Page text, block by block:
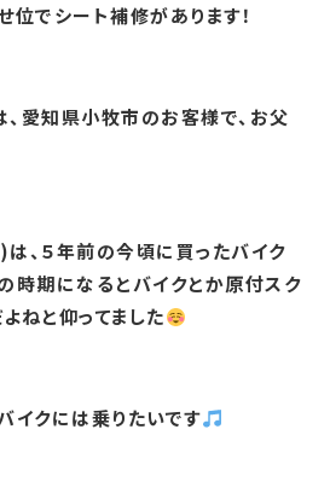
位でシート補修があります！
愛知県小牧市のお客様で、お父
は、５年前の今頃に買ったバイク
の時期になるとバイクとか原付スク
ねと仰ってました
イクには乗りたいです